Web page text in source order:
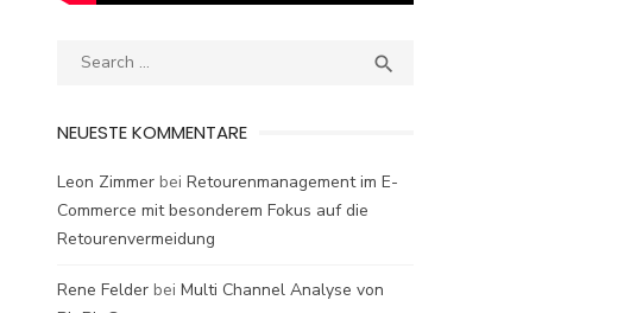
Search

NEUESTE KOMMENTARE
Leon Zimmer bei Retourenmanagement im E-
Commerce mit besonderem Fokus auf die
Retourenvermeidung
Rene Felder bei Multi Channel Analyse von